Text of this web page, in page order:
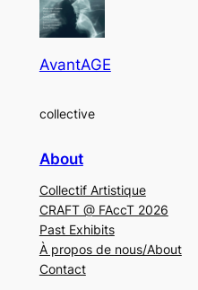
AvantAGE
collective
About
Collectif Artistique
CRAFT @ FAccT 2026
Past Exhibits
À propos de nous/About
Contact